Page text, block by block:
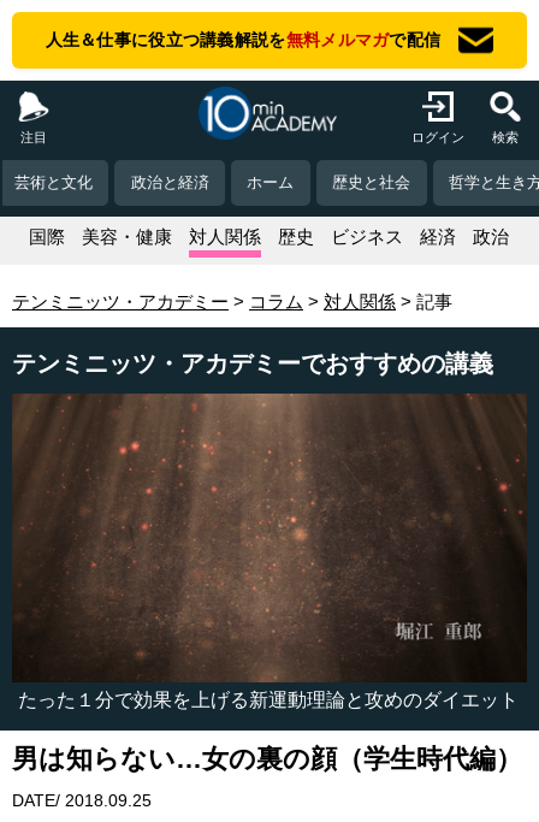
人生＆仕事に役立つ講義解説を無料メルマガで配信
注目 ログイン 検索
芸術と文化 政治と経済 ホーム 歴史と社会 哲学と生き
国際 美容・健康 対人関係 歴史 ビジネス 経済 政治
テンミニッツ・アカデミー コラム 対人関係 記事
テンミニッツ・アカデミーでおすすめの講義
たった１分で効果を上げる新運動理論と攻めのダイエット
男は知らない…女の裏の顔（学生時代編）
DATE/ 2018.09.25